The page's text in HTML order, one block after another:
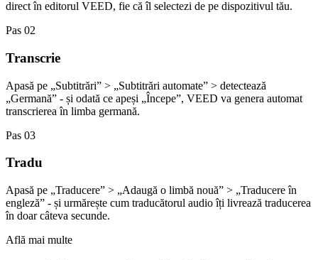
direct în editorul VEED, fie că îl selectezi de pe dispozitivul tău.
Pas 02
Transcrie
Apasă pe „Subtitrări” > „Subtitrări automate” > detectează
„Germană” - și odată ce apeși „Începe”, VEED va genera automat
transcrierea în limba germană.
Pas 03
Tradu
Apasă pe „Traducere” > „Adaugă o limbă nouă” > „Traducere în
engleză” - și urmărește cum traducătorul audio îți livrează traducerea
în doar câteva secunde.
Află mai multe